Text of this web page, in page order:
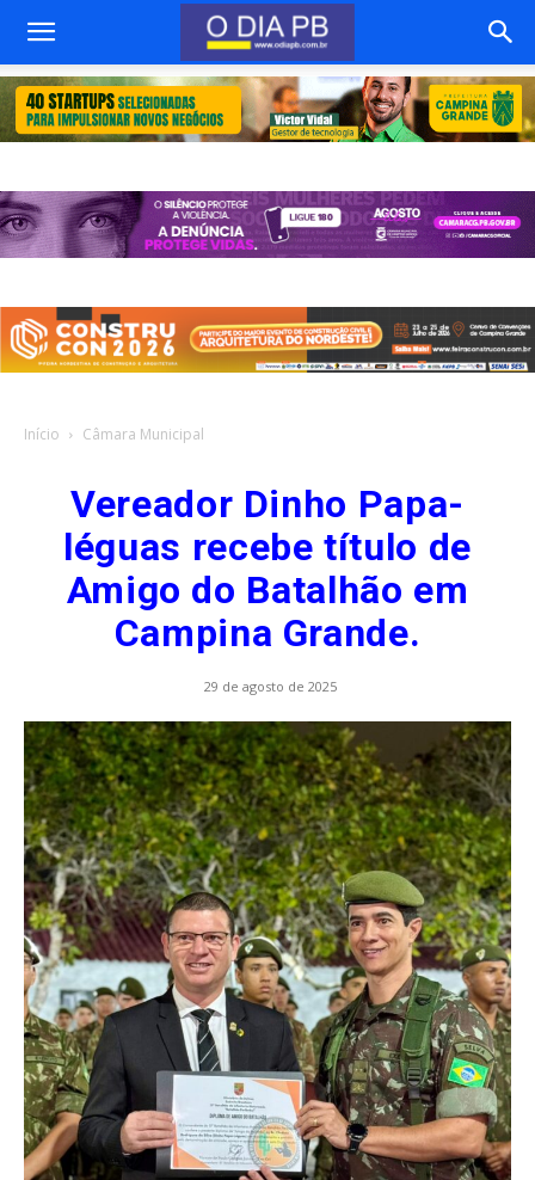
Início Câmara Municipal
Vereador Dinho Papa-
léguas recebe título de
Amigo do Batalhão em
Campina Grande.
29 de agosto de 2025